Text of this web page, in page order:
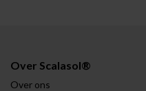
Over Scalasol®
Over ons